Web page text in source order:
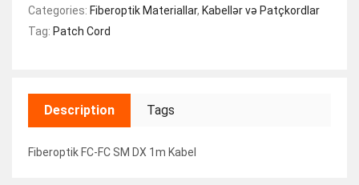
Categories: Fiberoptik Materiallar, Kabellər və Patçkordlar
Tag: Patch Cord
Description Tags
Fiberoptik FC-FC SM DX 1m Kabel